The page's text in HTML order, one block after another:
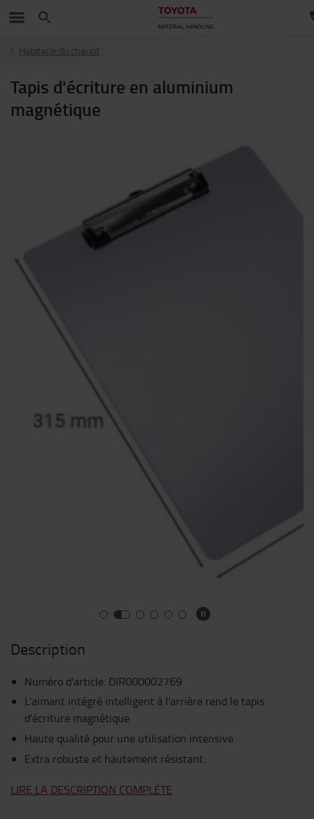
Habitacle du chariot
Tapis d'écriture en aluminium
magnétique
Description
Numéro d'article: DIR000002769
L'aimant intégré intelligent à l'arrière rend le tapis
d'écriture magnétique
Haute qualité pour une utilisation intensive.
Extra robuste et hautement résistant.
LIRE LA DESCRIPTION COMPLÈTE